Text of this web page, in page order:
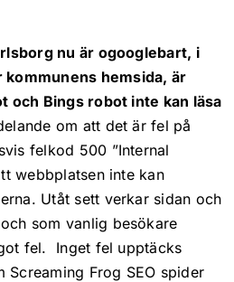
nu är ogooglebart, i
kommunens hemsida, är
och Bings robot inte kan läsa
om att det är fel på
felkod 500 ”Internal
webbplatsen inte kan
Utåt sett verkar sidan och
som vanlig besökare
fel. Inget fel upptäcks
Screaming Frog SEO spider